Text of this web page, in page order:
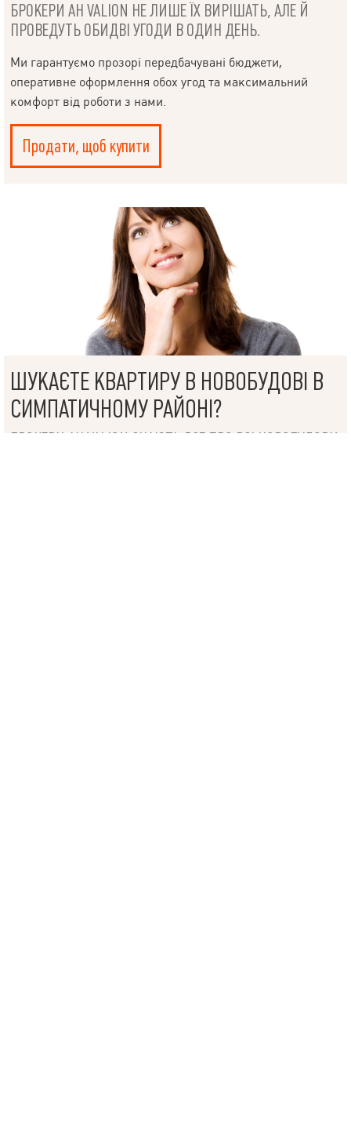
БРОКЕРИ АН VALION НЕ ЛИШЕ ЇХ ВИРІШАТЬ, АЛЕ Й
ПРОВЕДУТЬ ОБИДВІ УГОДИ В ОДИН ДЕНЬ.
Ми гарантуємо прозорі передбачувані бюджети,
оперативне оформлення обох угод та максимальний
комфорт від роботи з нами.
Продати, щоб купити
ШУКАЄТЕ КВАРТИРУ В НОВОБУДОВІ В
СИМПАТИЧНОМУ РАЙОНІ?
БРОКЕРИ АН VALION ЗНАЮТЬ ВСЕ ПРО ВСІ НОВОБУДОВИ
НАПИСАТИ
КЕРІВНИКОВІ
© 2019 – 2026 Valion real estate. Всі права захищені.
Plektan— WEB-інтегровані системи управління ріелторськими
компаніями